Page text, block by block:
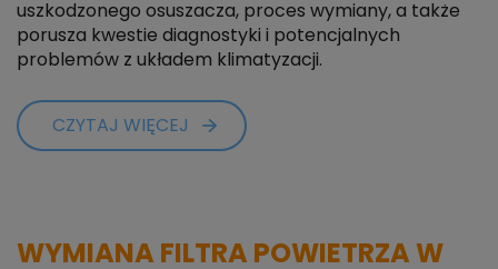
uszkodzonego osuszacza, proces wymiany, a także
porusza kwestie diagnostyki i potencjalnych
problemów z układem klimatyzacji.
CZYTAJ WIĘCEJ
WYMIANA FILTRA POWIETRZA W